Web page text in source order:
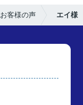
お客様の声 エイ様